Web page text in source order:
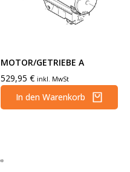
MOTOR/GETRIEBE A
529,95 € inkl. MwSt
In den Warenkorb